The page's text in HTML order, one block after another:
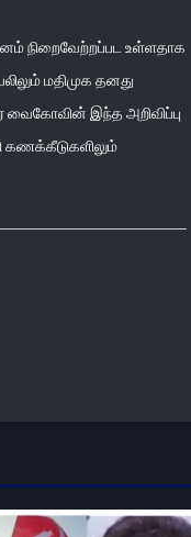
நிறைவேற்றப்பட உள்ளதாக
மதிமுக தனது
வைகோவின் இந்த அறிவிப்பு
கணக்கீடுகளிலும்